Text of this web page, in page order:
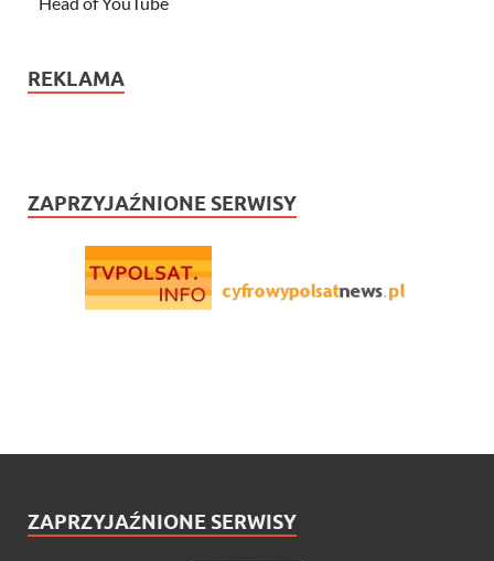
REKLAMA
ZAPRZYJAŹNIONE SERWISY
ZAPRZYJAŹNIONE SERWISY